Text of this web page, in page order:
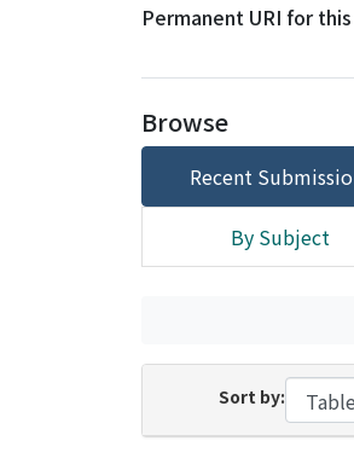
Permanent URI for
Browse
Recent
By Subject
Sort by: